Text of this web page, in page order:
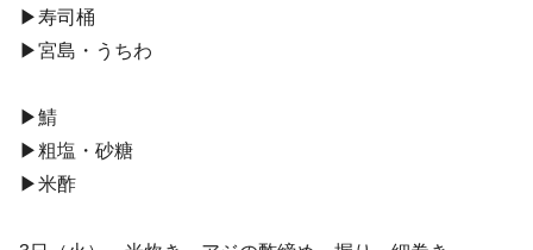
▶︎寿司桶
▶︎宮島・うちわ
▶︎鯖
▶︎粗塩・砂糖
▶︎米酢